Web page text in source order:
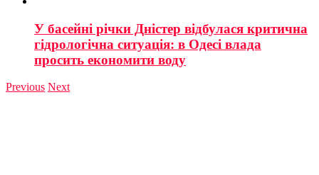
У басейні річки Дністер відбулася критична
гідрологічна ситуація: в Одесі влада
просить економити воду
Previous Next